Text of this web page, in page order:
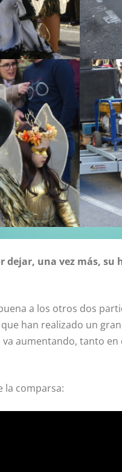
dejar, una vez más,
a los otros dos
han realizado un
va aumentando, tanto
la comparsa: